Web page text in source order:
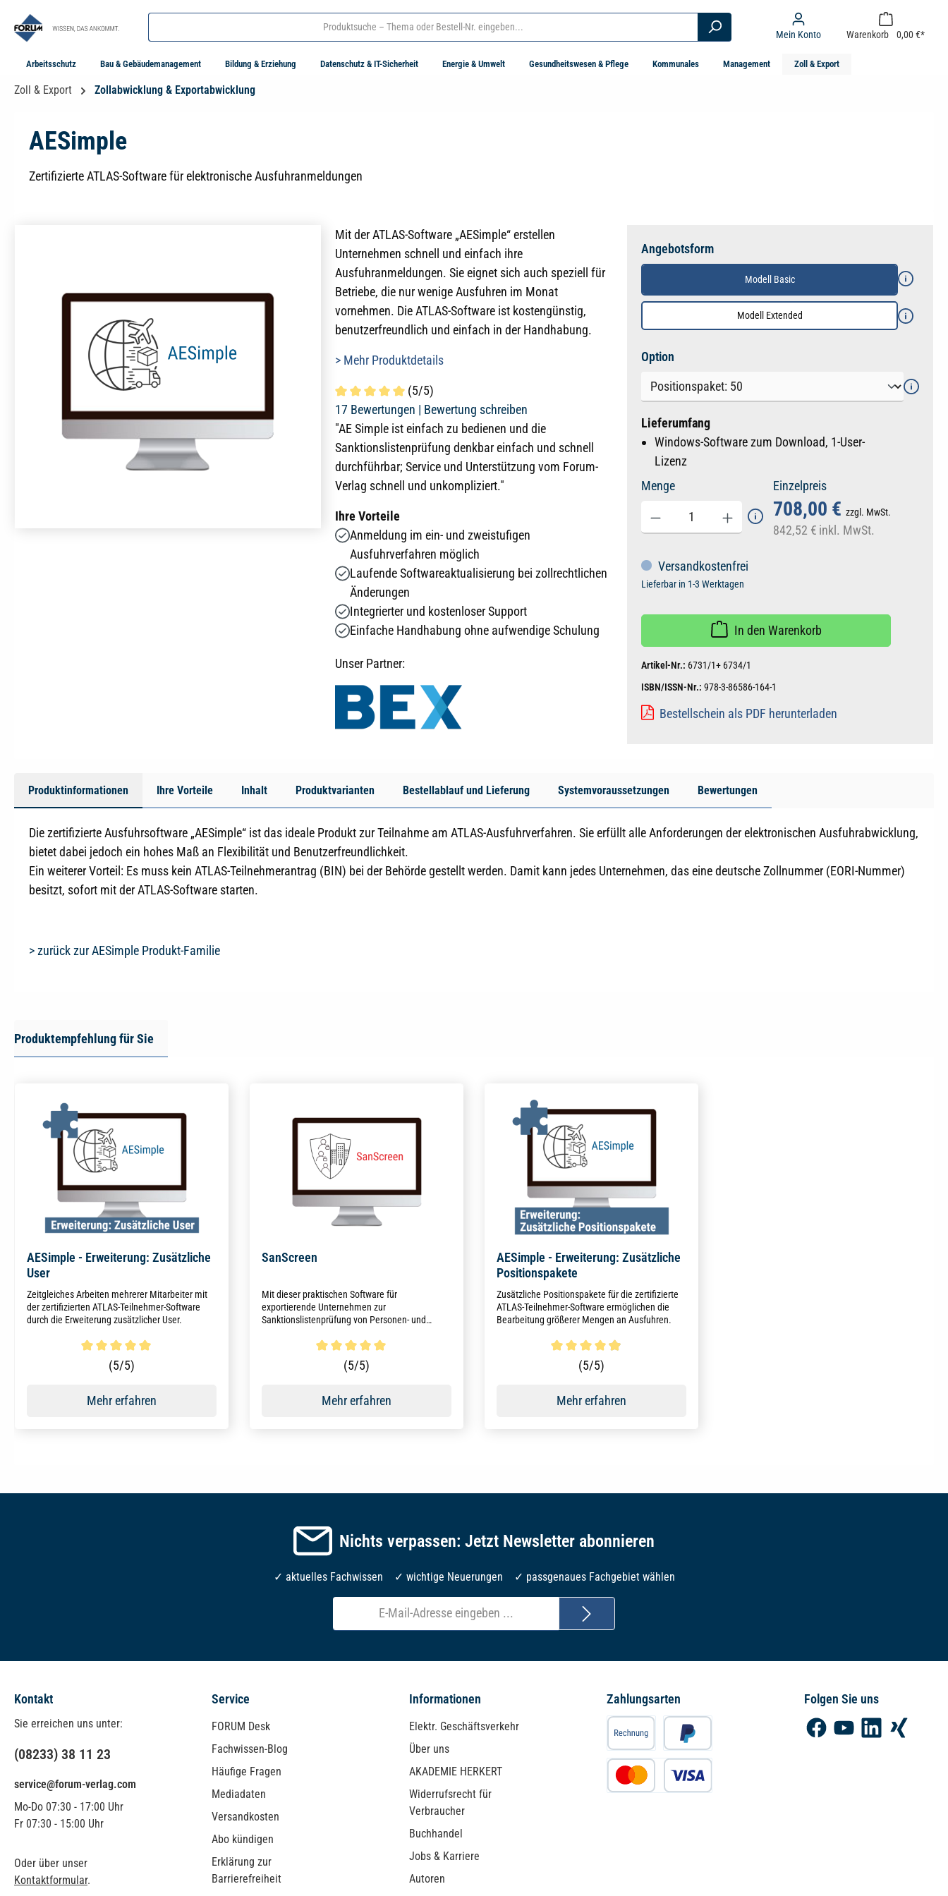
Zur Hauptnavigation springen
Mein Konto Warenkorb 0,00 €*
Arbeitsschutz Bau & Gebäudemanagement Bildung & Erziehung Datenschutz & IT-Sicherheit Energie & Umwelt Gesundheitswesen & Pflege Kommunales Management Zoll & Export
Zoll & Export Zollabwicklung & Exportabwicklung
AESimple
Zertifizierte ATLAS-Software für elektronische Ausfuhranmeldungen
Mit der ATLAS-Software „AESimple“ erstellen
Unternehmen schnell und einfach ihre
Ausfuhranmeldungen. Sie eignet sich auch speziell für
Betriebe, die nur wenige Ausfuhren im Monat
vornehmen. Die ATLAS-Software ist kostengünstig,
benutzerfreundlich und einfach in der Handhabung.
> Mehr Produktdetails
Durchschnittliche Bewertung von 5 von 5 Sternen
(5/5)
17 Bewertungen | Bewertung schreiben
"AE Simple ist einfach zu bedienen und die
Sanktionslistenprüfung denkbar einfach und schnell
durchführbar; Service und Unterstützung vom Forum-
Verlag schnell und unkompliziert."
Ihre Vorteile
Anmeldung im ein- und zweistufigen
Ausfuhrverfahren möglich
Laufende Softwareaktualisierung bei zollrechtlichen
Änderungen
Integrierter und kostenloser Support
Einfache Handhabung ohne aufwendige Schulung
Unser Partner:
Angebotsform
Modell Basic
Modell Extended
Option
Lieferumfang
Windows-Software zum Download, 1-User-
Lizenz
Menge
Einzelpreis
708,00 € zzgl. MwSt.
842,52 € inkl. MwSt.
Versandkostenfrei
Lieferbar in 1-3 Werktagen
In den Warenkorb
Artikel-Nr.: 6731/1+ 6734/1
ISBN/ISSN-Nr.: 978-3-86586-164-1
Bestellschein als PDF herunterladen
Produktinformationen Ihre Vorteile Inhalt Produktvarianten Bestellablauf und Lieferung Systemvoraussetzungen Bewertungen
Die zertifizierte Ausfuhrsoftware „AESimple“ ist das ideale Produkt zur Teilnahme am ATLAS-Ausfuhrverfahren. Sie erfüllt alle Anforderungen der elektronischen Ausfuhrabwicklung,
bietet dabei jedoch ein hohes Maß an Flexibilität und Benutzerfreundlichkeit.
Ein weiterer Vorteil: Es muss kein ATLAS-Teilnehmerantrag (BIN) bei der Behörde gestellt werden. Damit kann jedes Unternehmen, das eine deutsche Zollnummer (EORI-Nummer)
besitzt, sofort mit der ATLAS-Software starten.
> zurück zur AESimple Produkt-Familie
Produktempfehlung für Sie
AESimple - Erweiterung: Zusätzliche
User
Zeitgleiches Arbeiten mehrerer Mitarbeiter mit
der zertifizierten ATLAS-Teilnehmer-Software
durch die Erweiterung zusätzlicher User.
Durchschnittliche Bewertung von 5 von 5 Sternen
(5/5)
Mehr erfahren
SanScreen
Mit dieser praktischen Software für
exportierende Unternehmen zur
Sanktionslistenprüfung von Personen- und
Vorschriften der EU-Verordnungen zur
Terrorismusbekämpfung ohne zusätzlichen
manuellen Aufwand erfüllt.
Durchschnittliche Bewertung von 5 von 5 Sternen
(5/5)
Mehr erfahren
AESimple - Erweiterung: Zusätzliche
Positionspakete
Zusätzliche Positionspakete für die zertifizierte
ATLAS-Teilnehmer-Software ermöglichen die
Bearbeitung größerer Mengen an Ausfuhren.
Durchschnittliche Bewertung von 4.9 von 5 Sternen
(5/5)
Mehr erfahren
Nichts verpassen: Jetzt Newsletter abonnieren
✓ aktuelles Fachwissen ✓ wichtige Neuerungen ✓ passgenaues Fachgebiet wählen
Kontakt
Sie erreichen uns unter:
(08233) 38 11 23
service@forum-verlag.com
Mo-Do 07:30 - 17:00 Uhr
Fr 07:30 - 15:00 Uhr
Oder über unser
Kontaktformular.
Service
FORUM Desk
Fachwissen-Blog
Häufige Fragen
Mediadaten
Versandkosten
Abo kündigen
Erklärung zur
Barrierefreiheit
Informationen
Elektr. Geschäftsverkehr
Über uns
AKADEMIE HERKERT
Widerrufsrecht für
Verbraucher
Buchhandel
Jobs & Karriere
Autoren
Zahlungsarten Folgen Sie uns
FacebookYouTubeLinkedInXing